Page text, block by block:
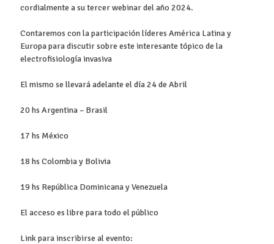
cordialmente a su tercer webinar del año 2024.
Contaremos con la participación líderes América Latina y
Europa para discutir sobre este interesante tópico de la
electrofisiología invasiva
El mismo se llevará adelante el día 24 de Abril
20 hs Argentina – Brasil
17 hs México
18 hs Colombia y Bolivia
19 hs República Dominicana y Venezuela
El acceso es libre para todo el público
Link para inscribirse al evento: